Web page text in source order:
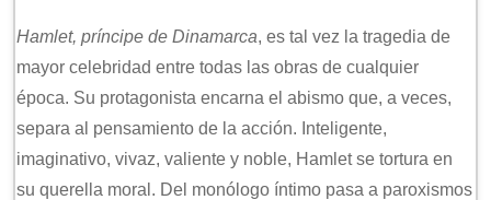
Hamlet, príncipe de Dinamarca, es tal vez la tragedia de
mayor celebridad entre todas las obras de cualquier
época. Su protagonista encarna el abismo que, a veces,
separa al pensamiento de la acción. Inteligente,
imaginativo, vivaz, valiente y noble, Hamlet se tortura en
su querella moral. Del monólogo íntimo pasa a paroxismos